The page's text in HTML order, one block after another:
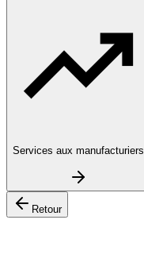
Services aux manufacturiers
Retour